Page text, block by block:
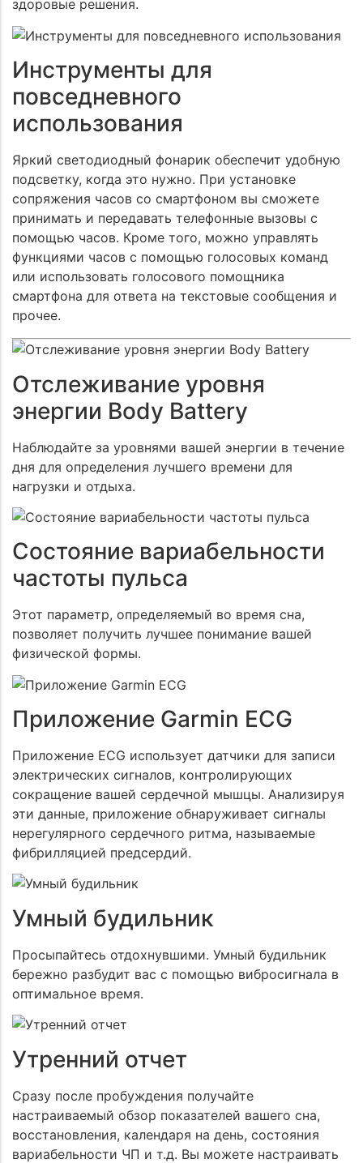
здоровые решения.
Инструменты для
повседневного
использования
Яркий светодиодный фонарик обеспечит удобную
подсветку, когда это нужно. При установке
сопряжения часов со смартфоном вы сможете
принимать и передавать телефонные вызовы с
помощью часов. Кроме того, можно управлять
функциями часов с помощью голосовых команд
или использовать голосового помощника
смартфона для ответа на текстовые сообщения и
прочее.
Отслеживание уровня
энергии Body Battery
Наблюдайте за уровнями вашей энергии в течение
дня для определения лучшего времени для
нагрузки и отдыха.
Состояние вариабельности
частоты пульса
Этот параметр, определяемый во время сна,
позволяет получить лучшее понимание вашей
физической формы.
Приложение Garmin ECG
Приложение ECG использует датчики для записи
электрических сигналов, контролирующих
сокращение вашей сердечной мышцы. Анализируя
эти данные, приложение обнаруживает сигналы
нерегулярного сердечного ритма, называемые
фибрилляцией предсердий.
Умный будильник
Просыпайтесь отдохнувшими. Умный будильник
бережно разбудит вас с помощью вибросигнала в
оптимальное время.
Утренний отчет
Сразу после пробуждения получайте
настраиваемый обзор показателей вашего сна,
восстановления, календаря на день, состояния
вариабельности ЧП и т.д. Вы можете настраивать